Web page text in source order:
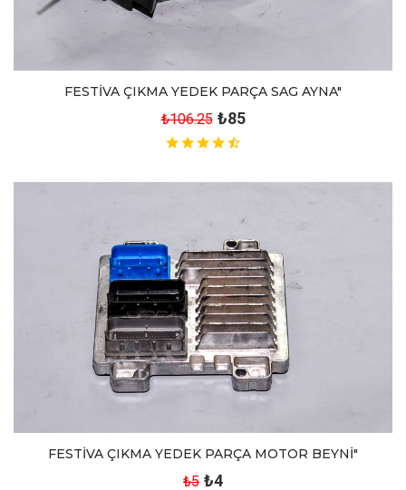
FESTİVA ÇIKMA YEDEK PARÇA SAG AYNA"
₺106.25 ₺85
FESTİVA ÇIKMA YEDEK PARÇA MOTOR BEYNİ"
₺5 ₺4